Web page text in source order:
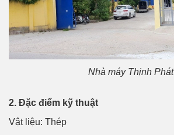
Nhà máy Thịnh Phát
2. Đặc điểm kỹ thuật
Vật liệu: Thép